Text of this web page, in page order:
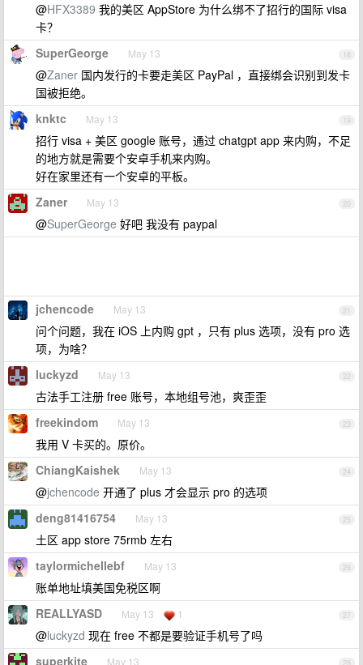
@HFX3389 我的美区 AppStore 为什么绑不了招行的国际 visa
卡？
18
SuperGeorge May 13
@Zaner 国内发行的卡要走美区 PayPal ，直接绑会识别到发卡
国被拒绝。
19
knktc May 13
招行 visa + 美区 google 账号，通过 chatgpt app 来内购，不足
的地方就是需要个安卓手机来内购。
好在家里还有一个安卓的平板。
20
Zaner May 13
@SuperGeorge 好吧 我没有 paypal
21
jchencode May 13
问个问题，我在 iOS 上内购 gpt ，只有 plus 选项，没有 pro 选
项，为啥？
22
luckyzd May 13
古法手工注册 free 账号，本地组号池，爽歪歪
23
freekindom May 13
我用 V 卡买的。原价。
24
ChiangKaishek May 13
@jchencode 开通了 plus 才会显示 pro 的选项
25
deng81416754 May 13
土区 app store 75rmb 左右
26
taylormichellebf May 13
账单地址填美国免税区啊
27
REALLYASD May 13 1
@luckyzd 现在 free 不都是要验证手机号了吗
superkite May 13